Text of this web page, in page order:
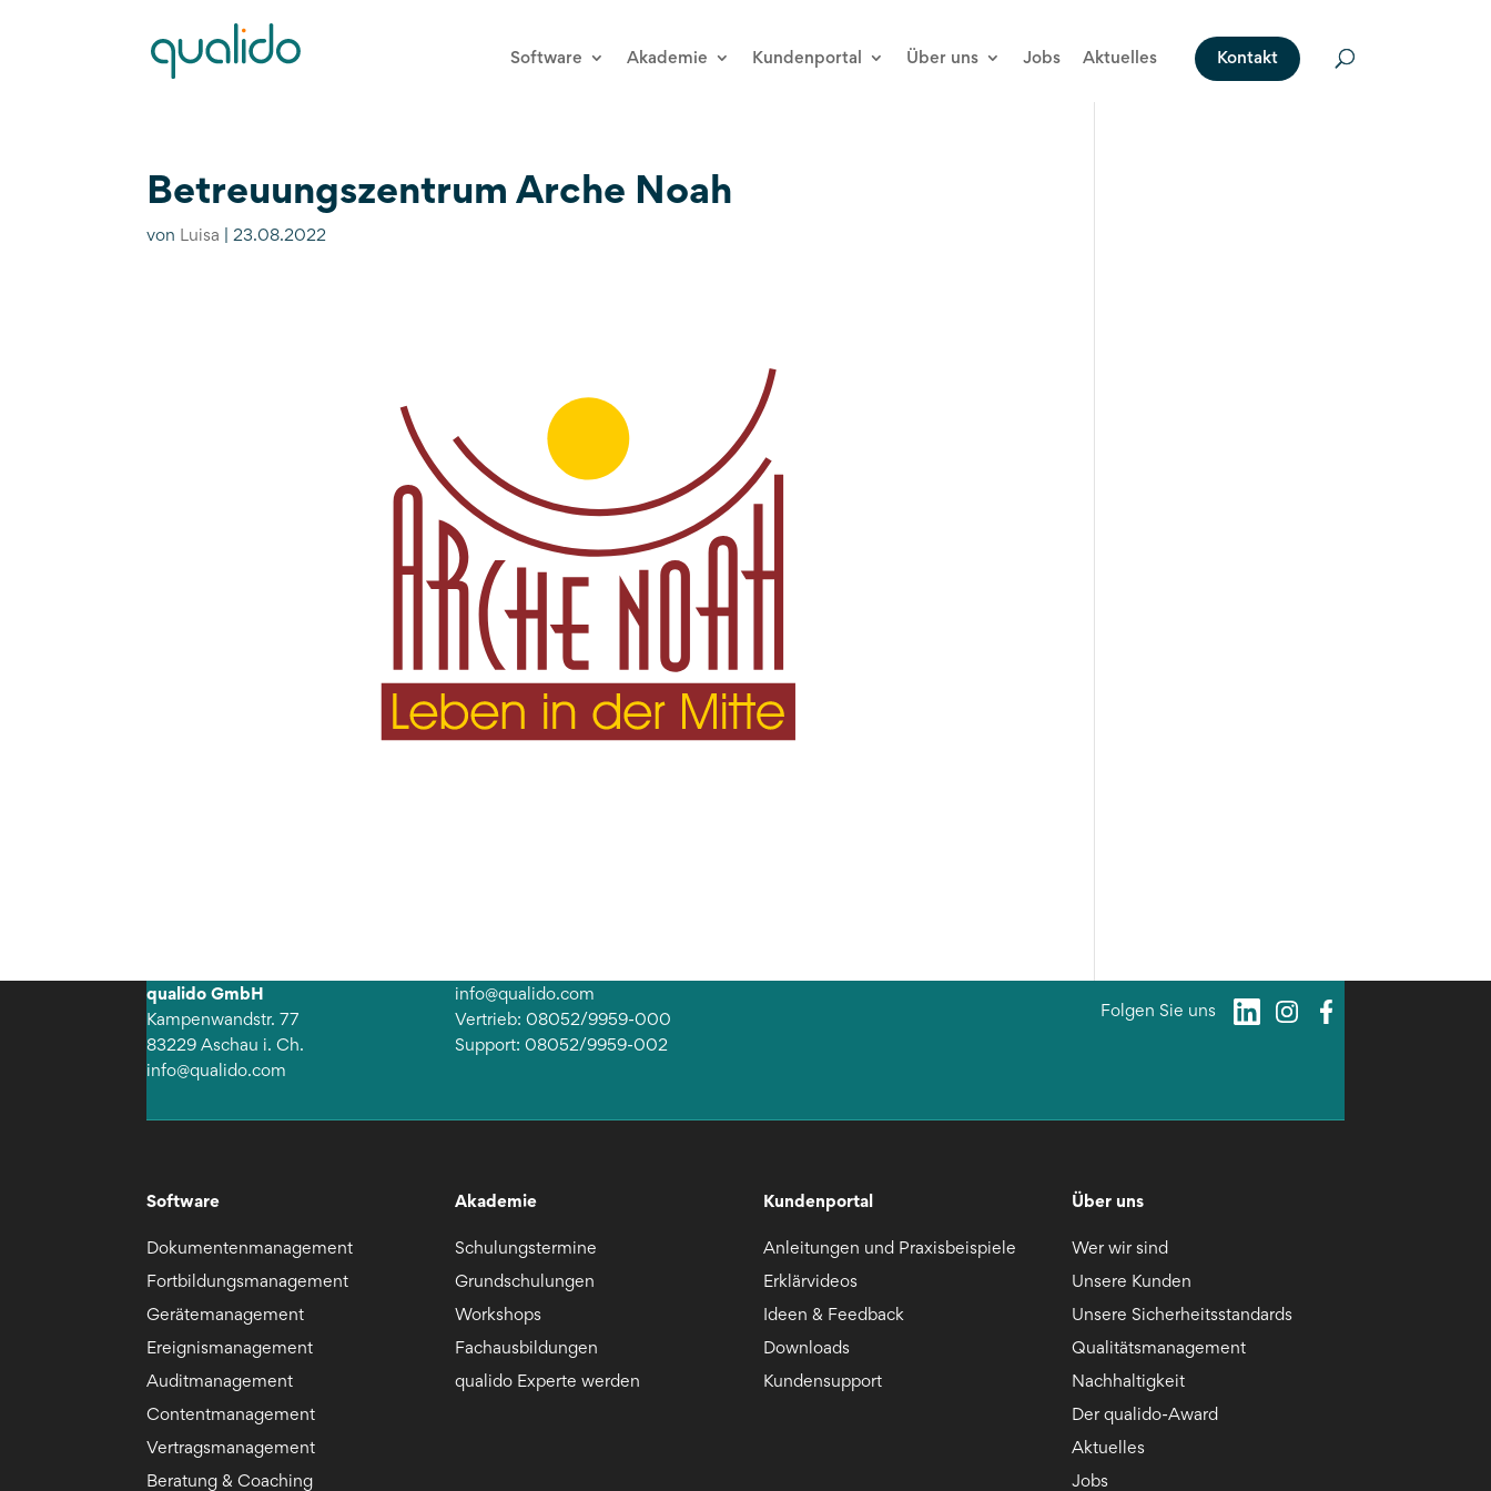
Software Akademie Kundenportal Über uns Jobs Aktuelles Kontakt
Betreuungszentrum Arche Noah
von Luisa | 23.08.2022
qualido GmbH
Kampenwandstr. 77
83229 Aschau i. Ch.
info@qualido.com
info@qualido.com
Vertrieb: 08052/9959-000
Support: 08052/9959-002
Folgen Sie uns
Software
Dokumentenmanagement
Fortbildungsmanagement
Gerätemanagement
Ereignismanagement
Auditmanagement
Contentmanagement
Vertragsmanagement
Beratung & Coaching
Akademie
Schulungstermine
Grundschulungen
Workshops
Fachausbildungen
qualido Experte werden
Kundenportal
Anleitungen und Praxisbeispiele
Erklärvideos
Ideen & Feedback
Downloads
Kundensupport
Über uns
Wer wir sind
Unsere Kunden
Unsere Sicherheitsstandards
Qualitätsmanagement
Nachhaltigkeit
Der qualido-Award
Aktuelles
Jobs